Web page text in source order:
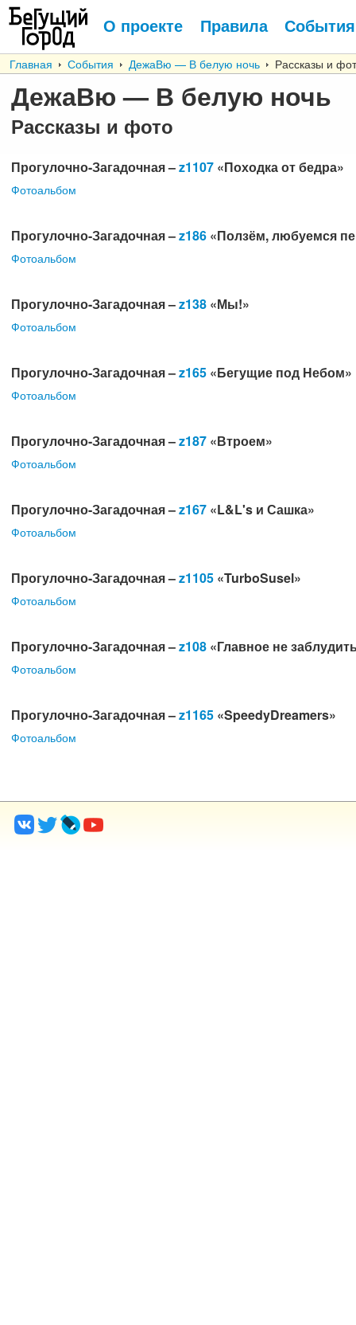
О проекте Правила События
Главная События ДежаВю — В белую ночь Рассказы и
ДежаВю — В белую ночь
Рассказы и фото
Прогулочно-Загадочная –z1107 «Походка от бедра»
Фотоальбом
Прогулочно-Загадочная –z186 «Ползём, любуемся
Фотоальбом
Прогулочно-Загадочная –z138 «Мы!»
Фотоальбом
Прогулочно-Загадочная –z165 «Бегущие под Небом»
Фотоальбом
Прогулочно-Загадочная –z187 «Втроем»
Фотоальбом
Прогулочно-Загадочная –z167 «L&L's и Сашка»
Фотоальбом
Прогулочно-Загадочная –z1105 «TurboSusel»
Фотоальбом
Прогулочно-Загадочная –z108 «Главное не
Фотоальбом
Прогулочно-Загадочная –z1165 «SpeedyDreamers»
Фотоальбом